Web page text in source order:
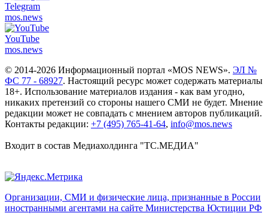
Telegram
mos.news
YouTube
mos.news
© 2014-2026 Информационный портал «MOS NEWS». ЭЛ №
ФС 77 - 68927. Настоящий ресурс может содержать материалы
18+. Использование материалов издания - как вам угодно,
никаких претензий со стороны нашего СМИ не будет. Мнение
редакции может не совпадать с мнением авторов публикаций.
Контакты редакции: +7 (495) 765-41-64, info@mos.news
Входит в состав Медиахолдинга "ТС.МЕДИА"
Организации, СМИ и физические лица, признанные в России
иностранными агентами на сайте Министерства Юстиции РФ